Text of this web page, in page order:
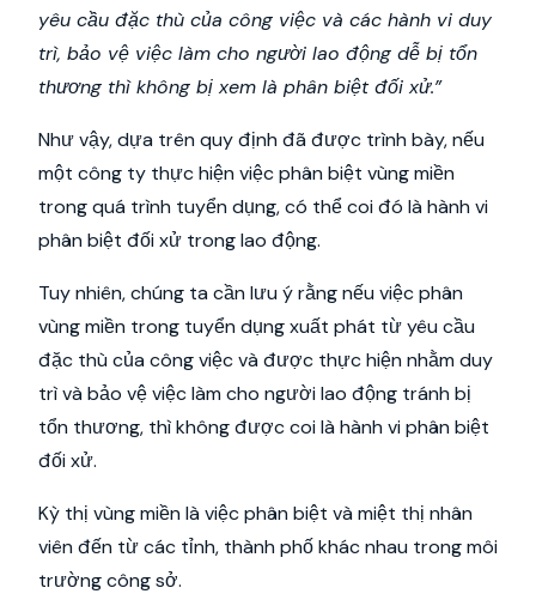
yêu cầu đặc thù của công việc và các hành vi duy
trì, bảo vệ việc làm cho người lao động dễ bị tổn
thương thì không bị xem là phân biệt đối xử.”
Như vậy, dựa trên quy định đã được trình bày, nếu
một công ty thực hiện việc phân biệt vùng miền
trong quá trình tuyển dụng, có thể coi đó là hành vi
phân biệt đối xử trong lao động.
Tuy nhiên, chúng ta cần lưu ý rằng nếu việc phân
vùng miền trong tuyển dụng xuất phát từ yêu cầu
đặc thù của công việc và được thực hiện nhằm duy
trì và bảo vệ việc làm cho người lao động tránh bị
tổn thương, thì không được coi là hành vi phân biệt
đối xử.
Kỳ thị vùng miền là việc phân biệt và miệt thị nhân
viên đến từ các tỉnh, thành phố khác nhau trong môi
trường công sở.